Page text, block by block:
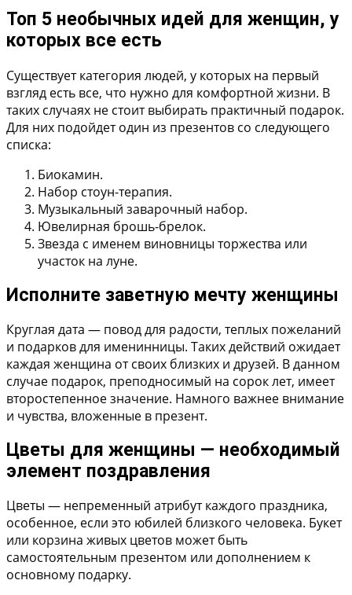
Топ 5 необычных идей для женщин, у
которых все есть
Существует категория людей, у которых на первый
взгляд есть все, что нужно для комфортной жизни. В
таких случаях не стоит выбирать практичный подарок.
Для них подойдет один из презентов со следующего
списка:
Биокамин.
Набор стоун-терапия.
Музыкальный заварочный набор.
Ювелирная брошь-брелок.
Звезда с именем виновницы торжества или
участок на луне.
Исполните заветную мечту женщины
Круглая дата — повод для радости, теплых пожеланий
и подарков для именинницы. Таких действий ожидает
каждая женщина от своих близких и друзей. В данном
случае подарок, преподносимый на сорок лет, имеет
второстепенное значение. Намного важнее внимание
и чувства, вложенные в презент.
Цветы для женщины — необходимый
элемент поздравления
Цветы — непременный атрибут каждого праздника,
особенное, если это юбилей близкого человека. Букет
или корзина живых цветов может быть
самостоятельным презентом или дополнением к
основному подарку.